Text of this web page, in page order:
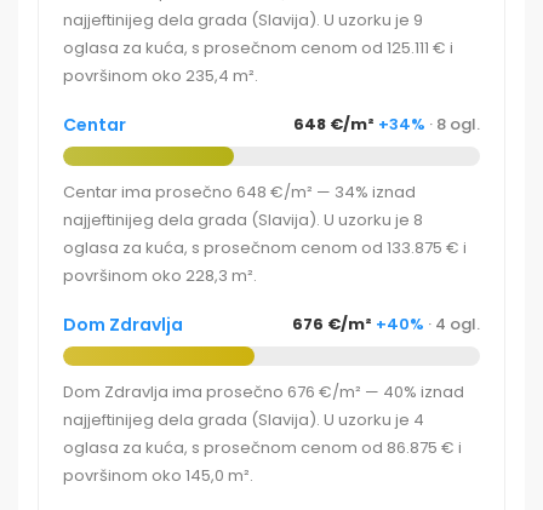
najjeftinijeg dela grada (Slavija). U uzorku je 9
oglasa za kuća, s prosečnom cenom od 125.111 € i
površinom oko 235,4 m².
Centar 648 €/m² +34% · 8 ogl.
Centar ima prosečno 648 €/m² — 34% iznad
najjeftinijeg dela grada (Slavija). U uzorku je 8
oglasa za kuća, s prosečnom cenom od 133.875 € i
površinom oko 228,3 m².
Dom Zdravlja 676 €/m² +40% · 4 ogl.
Dom Zdravlja ima prosečno 676 €/m² — 40% iznad
najjeftinijeg dela grada (Slavija). U uzorku je 4
oglasa za kuća, s prosečnom cenom od 86.875 € i
površinom oko 145,0 m².